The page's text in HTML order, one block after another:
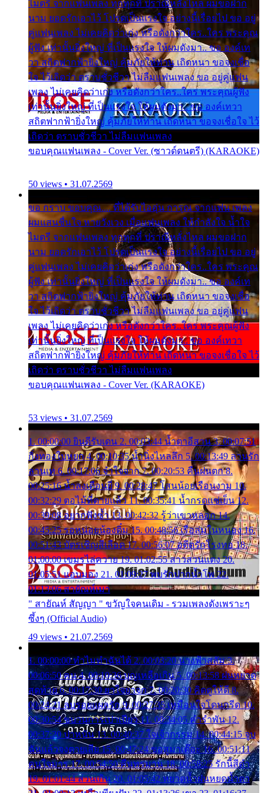
ไมตรี จากแฟนเพลง ทุกทุกที่ ปราณีหลั่งไหล ผมขอฝาก
นาม ยอดรักเอาไว้ โปรดเป็นแรงใจ อย่างนี้เรื่อยไป ขอ อยู่
คู่แฟนเพลง ไม่เคยคิดว่าเก่ง หรือดังกว่าใคร..ใคร พระคุณ
ผู้ฟัง เท่านั้นยิ่งใหญ่ ที่เป็นแรงใจ ให้ผมดังมา.. ขอ องค์เท
วา สถิตฟากฟ้ายิ่งใหญ่ คุ้มภัยให้ท่าน เถิดหนา ขอจงเชื่อ
ใจ ไว้เถิดว่า ตราบชั่วชีวา ไม่ลืมแฟนเพลง ขอ อยู่คู่แฟน
เพลง ไม่เคยคิดว่าเก่ง หรือดังกว่าใคร..ใคร พระคุณผู้ฟัง
เท่านั้นยิ่งใหญ่ ที่เป็นแรงใจ ให้ผมดังมา.. ขอ องค์เทวา
สถิตฟากฟ้ายิ่งใหญ่ คุ้มภัยให้ท่าน เถิดหนา ขอจงเชื่อใจ ไว้
เถิดว่า ตราบชั่วชีวา ไม่ลืมแฟนเพลง
ขอบคุณแฟนเพลง - Cover Ver. (ซาวด์ดนตรี) (KARAOKE)
50 views • 31.07.2569
ขอ กราบ ขอบคุณ.... ที่ได้รับไออุ่น การุณ จากแฟน เพลง
ผมแสนชื่นใจ หายวังเวง เมื่อแฟนเพลง ให้กำลังใจ น้ำใจ
ไมตรี จากแฟนเพลง ทุกทุกที่ ปราณีหลั่งไหล ผมขอฝาก
นาม ยอดรักเอาไว้ โปรดเป็นแรงใจ อย่างนี้เรื่อยไป ขอ อยู่
คู่แฟนเพลง ไม่เคยคิดว่าเก่ง หรือดังกว่าใคร..ใคร พระคุณ
ผู้ฟัง เท่านั้นยิ่งใหญ่ ที่เป็นแรงใจ ให้ผมดังมา.. ขอ องค์เท
วา สถิตฟากฟ้ายิ่งใหญ่ คุ้มภัยให้ท่าน เถิดหนา ขอจงเชื่อ
ใจ ไว้เถิดว่า ตราบชั่วชีวา ไม่ลืมแฟนเพลง ขอ อยู่คู่แฟน
เพลง ไม่เคยคิดว่าเก่ง หรือดังกว่าใคร..ใคร พระคุณผู้ฟัง
เท่านั้นยิ่งใหญ่ ที่เป็นแรงใจ ให้ผมดังมา.. ขอ องค์เทวา
สถิตฟากฟ้ายิ่งใหญ่ คุ้มภัยให้ท่าน เถิดหนา ขอจงเชื่อใจ ไว้
เถิดว่า ตราบชั่วชีวา ไม่ลืมแฟนเพลง
ขอบคุณแฟนเพลง - Cover Ver. (KARAOKE)
53 views • 31.07.2569
1. 00:00:00 ยินดีรับเดน 2. 00:03:44 น้ำตาอีสาน 3. 00:07:51
กิ่งทองใบหยก 4. 00:10:35 น้ำนิ่งไหลลึก 5. 00:13:49 ลานรัก
ลานเท 6. 00:17:06 จำใจจาก 7. 00:20:53 คืนฝนตก 8.
00:25:16 น้ำลงเดือนยี่ 9. 00:28:47 โสนน้อยเรือนงาม 10.
00:32:29 ตอไม้ที่ตายแล้ว 11. 00:35:41 น้ำกรดแช่เย็น 12.
00:39:08 อยากฟังซ้ำ 13. 00:42:32 รู้ว่าเขาหลอก 14.
00:45:25 รอหน่อยน้องติ๋ม 15. 00:48:56 เรือล่มในหนอง 16.
00:51:43 บัตรเชิญสีเลือด 17. 00:56:07 อดีตรักโรงทอ 18.
01:00:00 เขมรไล่ควาย 19. 01:02:55 สาวสวนแตง 20.
01:05:51 แอบมอง 21. 01:09:27 พบรักปากน้ำโพ 22.
01:13:06 สายัณห์เมา
" สายัณห์ สัญญา " ขวัญใจคนเดิม - รวมเพลงดังเพราะๆ
ซึ้งๆ (Official Audio)
49 views • 21.07.2569
1. 00:00:00 ทำไมทำฉันได้ 2. 00:03:20 นางฟ้าสลัม 3.
00:06:50 คน 4. 00:10:36 บุญเหลือเกิน 5. 00:13:58 ฝนหยาด
สุดท้าย 6. 00:17:30 ยาใจยาจก 7. 00:20:30 คิดดูให้ดี 8.
00:24:21 ลบรอยแผลรัก 9. 00:27:35 เหมือนใจโดนกรีด 10.
00:30:54 ขบวนการเปาเปียว 11. 00:34:05 คำรำพัน 12.
00:37:20 ปาหนัน 13. 00:40:37 ใจเจ้ากรรม 14. 00:44:15 จูบ
ฉันแล้วจงตายเสีย 15. 00:47:24 ขอสูมาเต๊อะ 16. 00:51:11
คนใจมาร 17. 00:54:50 คืนทรมาน 18. 00:58:25 รักนี้สีดำ
19. 01:01:44 ส่วนเกิน 20. 01:05:42 หยาดน้ำฝนหยดน้ำตา